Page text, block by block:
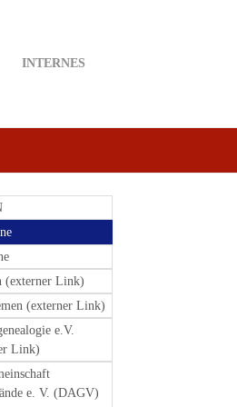
INTERNES
(externer Link)
(externer Link)
e.V.
Link)
e. V. (DAGV)